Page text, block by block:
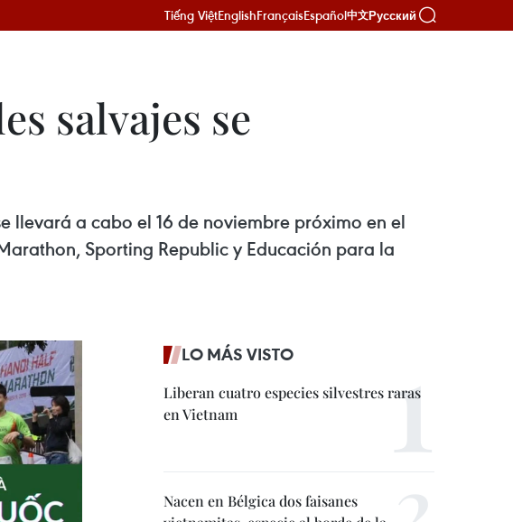
Tiếng ViệtEnglishFrançaisEspañol中文Русский
salvajes se
llevará a cabo el 16 de noviembre próximo en el
Sporting Republic y Educación para la
LO MÁS VISTO
Liberan cuatro especies silvestres raras
en Vietnam
Nacen en Bélgica dos faisanes